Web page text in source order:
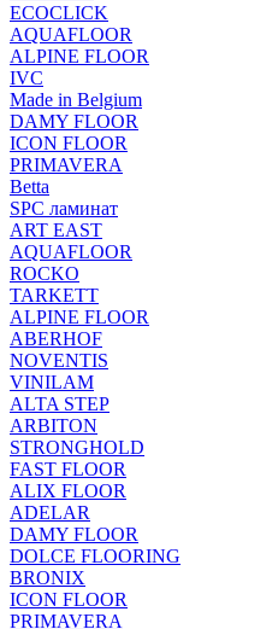
ECOCLICK
AQUAFLOOR
ALPINE FLOOR
IVC
Made in Belgium
DAMY FLOOR
ICON FLOOR
PRIMAVERA
Betta
SPC ламинат
ART EAST
AQUAFLOOR
ROCKO
TARKETT
ALPINE FLOOR
ABERHOF
NOVENTIS
VINILAM
ALTA STEP
ARBITON
STRONGHOLD
FAST FLOOR
ALIX FLOOR
ADELAR
DAMY FLOOR
DOLCE FLOORING
BRONIX
ICON FLOOR
PRIMAVERA